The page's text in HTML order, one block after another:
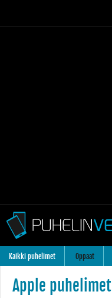
Kaikki puhelimet Oppaat
Apple puhelimet